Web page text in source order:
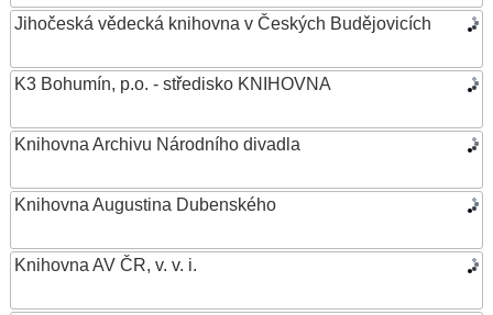
Jihočeská vědecká knihovna v Českých Budějovicích
K3 Bohumín, p.o. - středisko KNIHOVNA
Knihovna Archivu Národního divadla
Knihovna Augustina Dubenského
Knihovna AV ČR, v. v. i.